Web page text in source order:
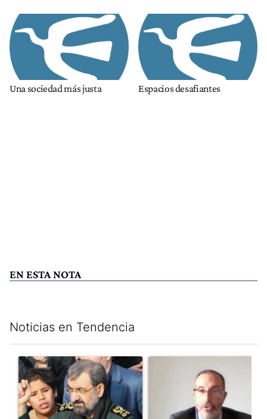
Una sociedad más justa Espacios desafiantes
EN ESTA NOTA
Noticias en Tendencia
Un artículo de tendencia con el título "Irán nombró al ideólogo